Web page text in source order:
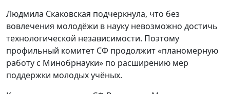
Людмила Скаковская подчеркнула, что без
вовлечения молодёжи в науку невозможно достичь
технологической независимости. Поэтому
профильный комитет СФ продолжит «планомерную
работу с Минобрнауки» по расширению мер
поддержки молодых учёных.